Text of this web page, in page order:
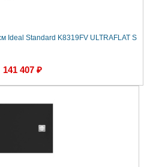
Ideal Standard K8319FV ULTRAFLAT S
141 407 ₽